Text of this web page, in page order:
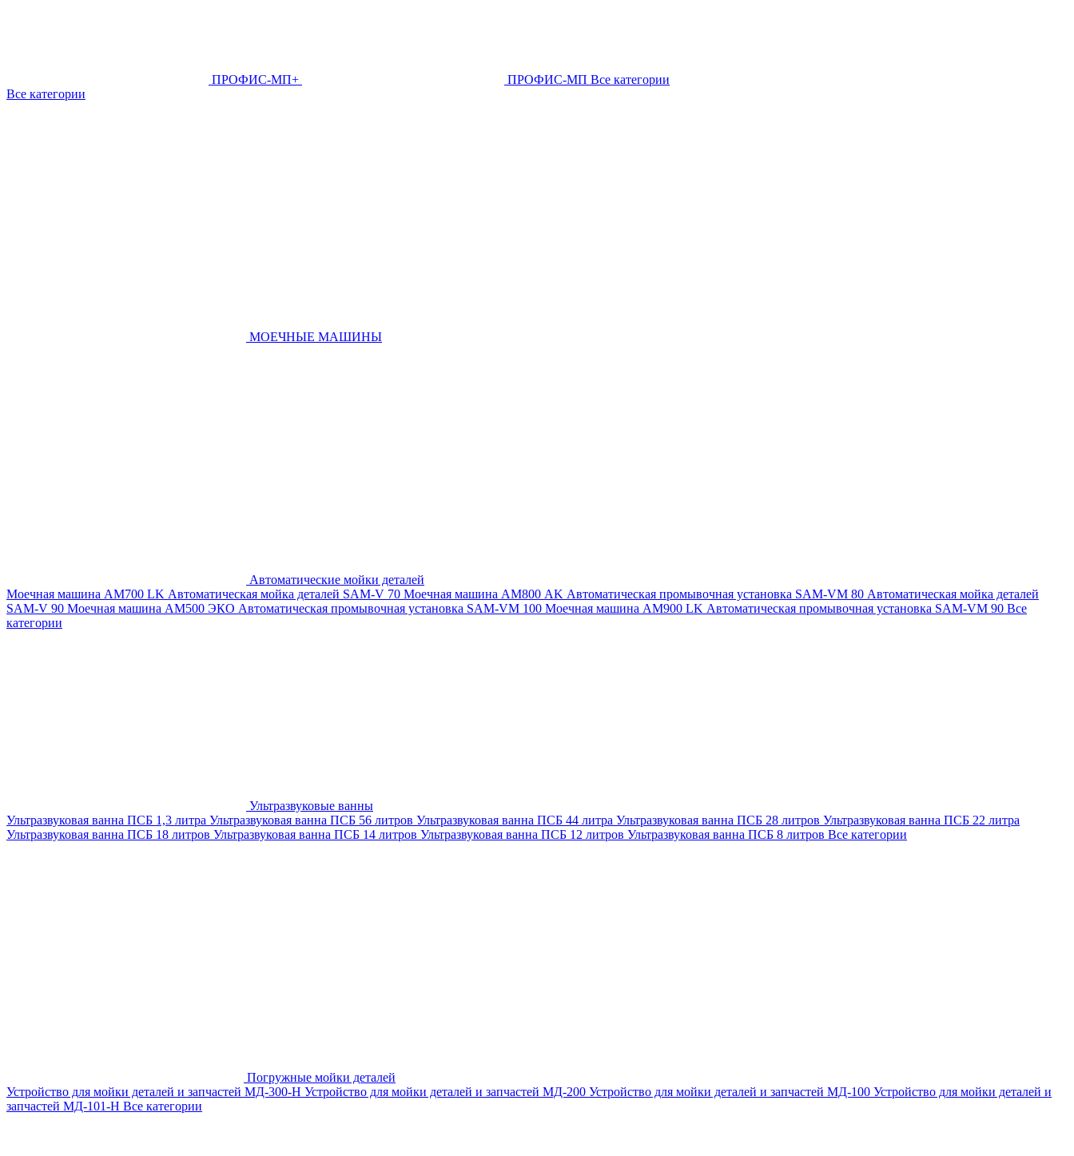
ПРОФИС-МП+ ПРОФИС-МП Все категории
Все категории
МОЕЧНЫЕ МАШИНЫ
Автоматические мойки деталей
Моечная машина AM700 LK Автоматическая мойка деталей SAM-V 70 Моечная машина АМ800 AK Автоматическая промывочная установка SAM-VM 80 Автоматическая мойка деталей
SAM-V 90 Моечная машина АМ500 ЭКО Автоматическая промывочная установка SAM-VM 100 Моечная машина AM900 LK Автоматическая промывочная установка SAM-VM 90 Все
категории
Ультразвуковые ванны
Ультразвуковая ванна ПСБ 1,3 литра Ультразвуковая ванна ПСБ 56 литров Ультразвуковая ванна ПСБ 44 литра Ультразвуковая ванна ПСБ 28 литров Ультразвуковая ванна ПСБ 22 литра
Ультразвуковая ванна ПСБ 18 литров Ультразвуковая ванна ПСБ 14 литров Ультразвуковая ванна ПСБ 12 литров Ультразвуковая ванна ПСБ 8 литров Все категории
Погружные мойки деталей
Устройство для мойки деталей и запчастей МД-300-H Устройство для мойки деталей и запчастей МД-200 Устройство для мойки деталей и запчастей МД-100 Устройство для мойки деталей и
запчастей МД-101-Н Все категории